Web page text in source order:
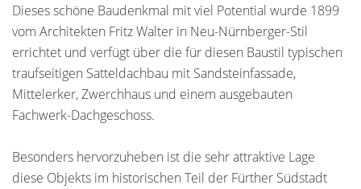
Dieses schöne Baudenkmal mit viel Potential wurde 1899
vom Architekten Fritz Walter in Neu-Nürnberger-Stil
errichtet und verfügt über die für diesen Baustil typischen
traufseitigen Satteldachbau mit Sandsteinfassade,
Mittelerker, Zwerchhaus und einem ausgebauten
Fachwerk-Dachgeschoss.
Besonders hervorzuheben ist die sehr attraktive Lage
diese Objekts im historischen Teil der Fürther Südstadt